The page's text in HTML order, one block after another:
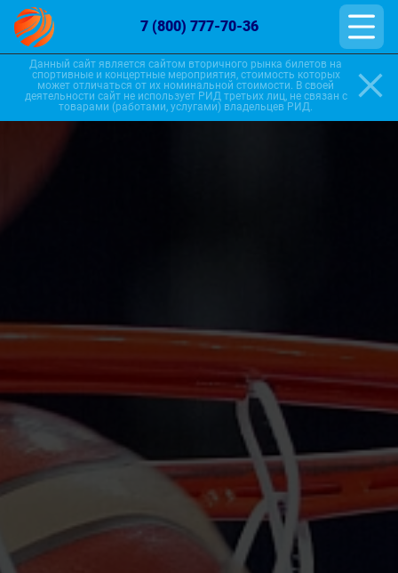
7 (800) 777-70-36
Данный сайт является сайтом вторичного рынка билетов на
спортивные и концертные мероприятия, стоимость которых
может отличаться от их номинальной стоимости. В своей
деятельности сайт не использует РИД третьих лиц, не связан с
товарами (работами, услугами) владельцев РИД.